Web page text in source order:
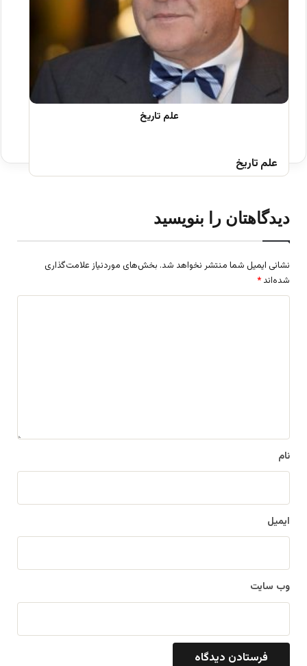
علم تاریخ
دیدگاهتان را بنویسید
نشانی ایمیل شما منتشر نخواهد شد. بخش‌های موردنیاز علامت‌گذاری
شده‌اند *
نام
ایمیل
وب‌ سایت